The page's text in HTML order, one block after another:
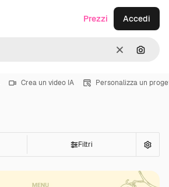
CancellaCerca
Prezzi Accedi
Crea un video IA Personalizza un
Filtri